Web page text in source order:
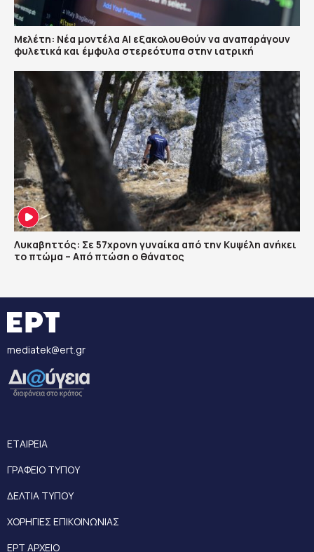
Μελέτη: Νέα μοντέλα ΑΙ εξακολουθούν να αναπαράγουν
φυλετικά και έμφυλα στερεότυπα στην ιατρική
Λυκαβηττός: Σε 57χρονη γυναίκα από την Κυψέλη ανήκει
το πτώμα – Από πτώση ο θάνατος
mediatek@ert.gr
ΕΤΑΙΡΕΙΑ
ΓΡΑΦΕΙΟ ΤΥΠΟΥ
ΔΕΛΤΙΑ ΤΥΠΟΥ
ΧΟΡΗΓΙΕΣ ΕΠΙΚΟΙΝΩΝΙΑΣ
ΕΡΤ ΑΡΧΕΙΟ